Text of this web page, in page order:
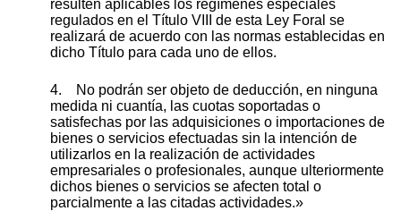
resulten aplicables los regímenes especiales
regulados en el Título VIII de esta Ley Foral se
realizará de acuerdo con las normas establecidas en
dicho Título para cada uno de ellos.
4. No podrán ser objeto de deducción, en ninguna
medida ni cuantía, las cuotas soportadas o
satisfechas por las adquisiciones o importaciones de
bienes o servicios efectuadas sin la intención de
utilizarlos en la realización de actividades
empresariales o profesionales, aunque ulteriormente
dichos bienes o servicios se afecten total o
parcialmente a las citadas actividades.»